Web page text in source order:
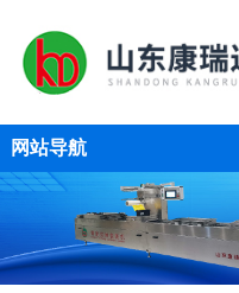
网站导航